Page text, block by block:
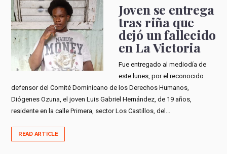
Joven se entrega
tras riña que
dejó un fallecido
en La Victoria
Fue entregado al mediodía de
este lunes, por el reconocido
defensor del Comité Dominicano de los Derechos Humanos,
Diógenes Ozuna, el joven Luis Gabriel Hernández, de 19 años,
residente en la calle Primera, sector Los Castillos, del...
READ ARTICLE